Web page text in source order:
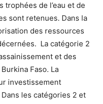
de l’eau et de
sont retenues. Dans la
des ressources
La catégorie 2
et des
Faso. La
investissement
les catégories 2 et